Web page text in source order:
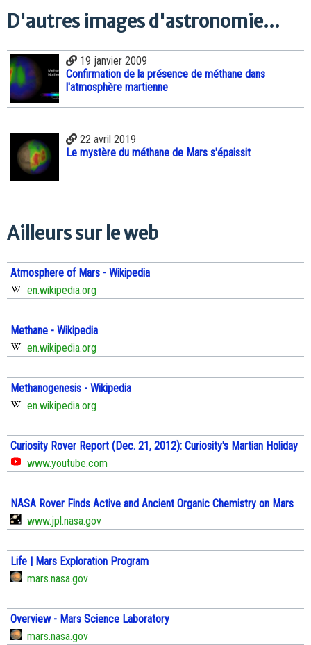
D'autres images d'astronomie...
19 janvier 2009
Confirmation de la présence de méthane dans
l'atmosphère martienne
22 avril 2019
Le mystère du méthane de Mars s'épaissit
Ailleurs sur le web
Atmosphere of Mars - Wikipedia
en.wikipedia.org
Methane - Wikipedia
en.wikipedia.org
Methanogenesis - Wikipedia
en.wikipedia.org
Curiosity Rover Report (Dec. 21, 2012): Curiosity's Martian Holiday
www.youtube.com
NASA Rover Finds Active and Ancient Organic Chemistry on Mars
www.jpl.nasa.gov
Life | Mars Exploration Program
mars.nasa.gov
Overview - Mars Science Laboratory
mars.nasa.gov